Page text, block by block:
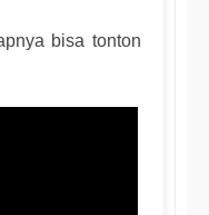
bisa tonton